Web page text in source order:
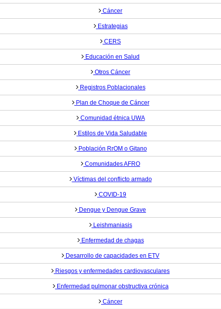
Cáncer
Estrategias
CERS
Educación en Salud
Otros Cáncer
Registros Poblacionales
Plan de Choque de Cáncer
Comunidad étnica UWA
Estilos de Vida Saludable
Población RrOM o Gitano
Comunidades AFRO
Víctimas del conflicto armado
COVID-19
Dengue y Dengue Grave
Leishmaniasis
Enfermedad de chagas
Desarrollo de capacidades en ETV
Riesgos y enfermedades cardiovasculares
Enfermedad pulmonar obstructiva crónica
Cáncer